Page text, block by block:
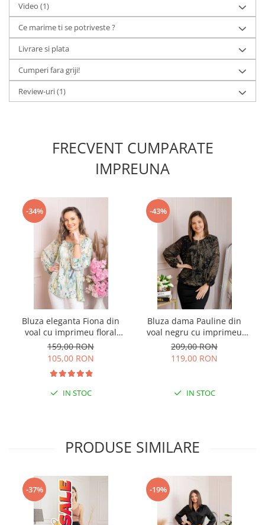
Video (1)
Ce marime ti se potriveste ?
Livrare si plata
Cumperi fara griji!
Review-uri(1)
FRECVENT CUMPARATE
IMPREUNA
-34%
Bluza eleganta Fiona din
voal cu imprimeu floral
verde
159,00 RON
105,00 RON
IN STOC
-43%
Bluza dama Pauline din
voal negru cu imprimeu
floral auriu
209,00 RON
119,00 RON
IN STOC
PRODUSE SIMILARE
-37% -19%